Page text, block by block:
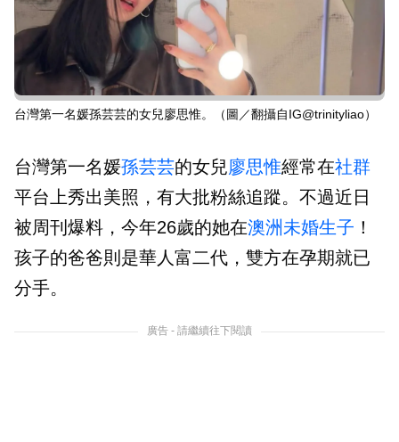
台灣第一名媛孫芸芸的女兒廖思惟。（圖／翻攝自IG@trinityliao）
台灣第一名媛孫芸芸的女兒廖思惟經常在社群
平台上秀出美照，有大批粉絲追蹤。不過近日
被周刊爆料，今年26歲的她在澳洲未婚生子 ！
孩子的爸爸則是華人富二代，雙方在孕期就已
分手。
廣告 - 請繼續往下閱讀